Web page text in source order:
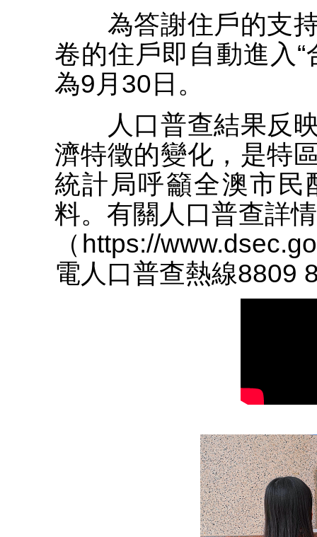
為答謝住戶的支持
卷的住戶即自動進入
為9月30日。
人口普查結果反映
濟特徵的變化，是特
統計局呼籲全澳市
料。有關人口普查詳
（https://
電人口普查熱線8809